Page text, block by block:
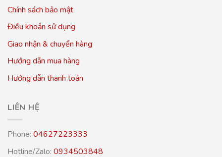
Chính sách bảo mật
Điều khoản sử dụng
Giao nhận & chuyển hàng
Hướng dẫn mua hàng
Hướng dẫn thanh toán
LIÊN HỆ
Phone: 04627223333
Hotline/Zalo: 0934503848